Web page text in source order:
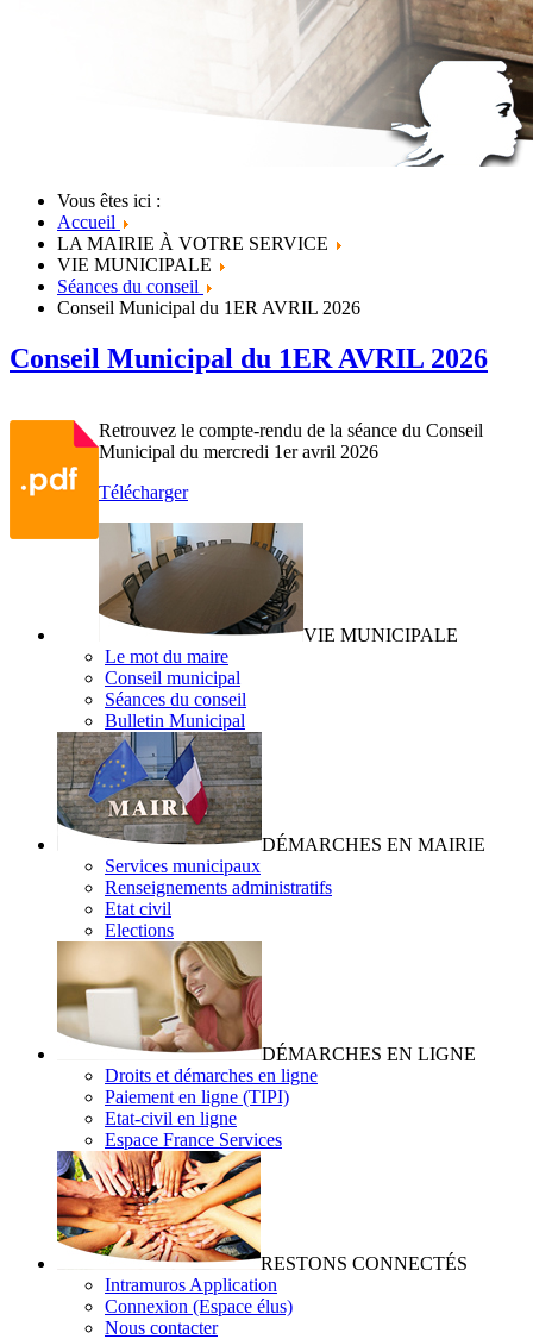
Vous êtes ici :
Accueil
LA MAIRIE À VOTRE SERVICE
VIE MUNICIPALE
Séances du conseil
Conseil Municipal du 1ER AVRIL 2026
Conseil Municipal du 1ER AVRIL 2026
Retrouvez le compte-rendu de la séance du Conseil
Municipal du mercredi 1er avril 2026
Télécharger
VIE MUNICIPALE
Le mot du maire
Conseil municipal
Séances du conseil
Bulletin Municipal
DÉMARCHES EN MAIRIE
Services municipaux
Renseignements administratifs
Etat civil
Elections
DÉMARCHES EN LIGNE
Droits et démarches en ligne
Paiement en ligne (TIPI)
Etat-civil en ligne
Espace France Services
RESTONS CONNECTÉS
Intramuros Application
Connexion (Espace élus)
Nous contacter